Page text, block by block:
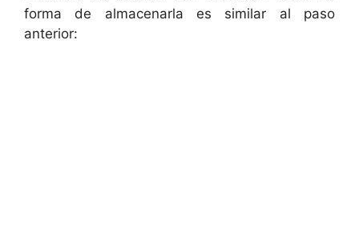
forma de almacenarla es similar al paso
anterior: